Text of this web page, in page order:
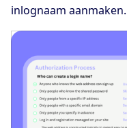
inlognaam aanmaken.